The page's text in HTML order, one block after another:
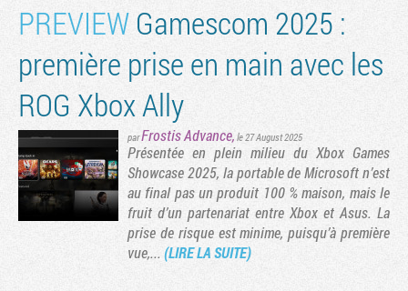
PREVIEW Gamescom 2025 :
première prise en main avec les
ROG Xbox Ally
parFrostis Advance, le 27 August 2025
Présentée en plein milieu du Xbox Games
Showcase 2025, la portable de Microsoft n’est
au final pas un produit 100 % maison, mais le
fruit d’un partenariat entre Xbox et Asus. La
prise de risque est minime, puisqu’à première
vue,... (LIRE LA SUITE)